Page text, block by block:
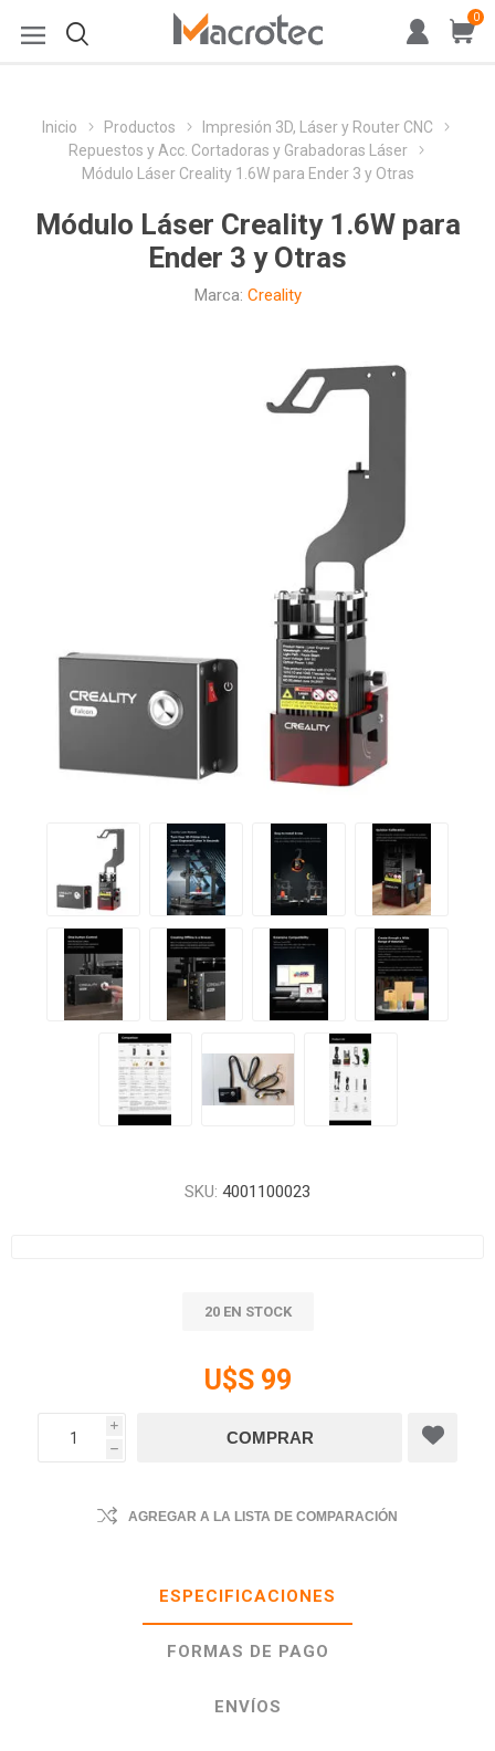
0
Inicio Productos
Impresión 3D, Láser y Router CNC
Repuestos y Acc. Cortadoras y Grabadoras Láser
Módulo Láser Creality 1.6W para Ender 3 y Otras
Módulo Láser Creality 1.6W para
Ender 3 y Otras
Marca: Creality
SKU: 4001100023
20 EN STOCK
U$S 99
i
h
AGREGAR A LA LISTA DE COMPARACIÓN
ESPECIFICACIONES
FORMAS DE PAGO
ENVÍOS